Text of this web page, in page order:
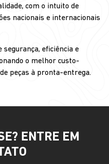
com o intuito de
nacionais e internacionais
segurança, eficiência e
o melhor custo-
peças à pronta-entrega.
ENTRE EM